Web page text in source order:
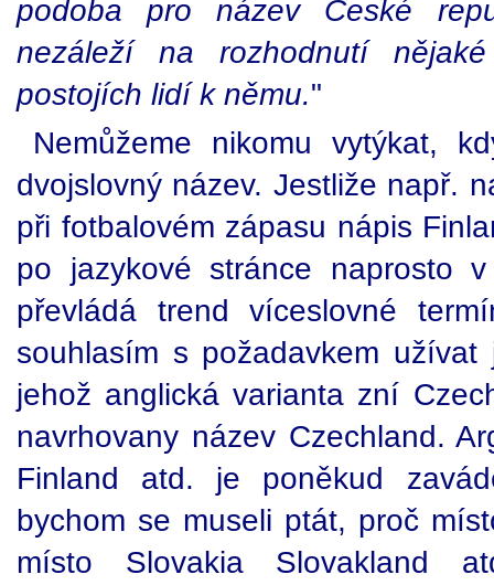
podoba pro název České
nezáleží na rozhodnutí
postojích lidí k němu."
Nemůžeme nikomu vytýkat,
dvojslovný název. Jestliže např.
při fotbalovém zápasu nápis
po jazykové stránce naprosto
převládá trend víceslovné
souhlasím s požadavkem užívat
jehož anglická varianta zní
navrhovany název Czechland.
Finland atd. je poněkud
bychom se museli ptát, proč
místo Slovakia Slovakland